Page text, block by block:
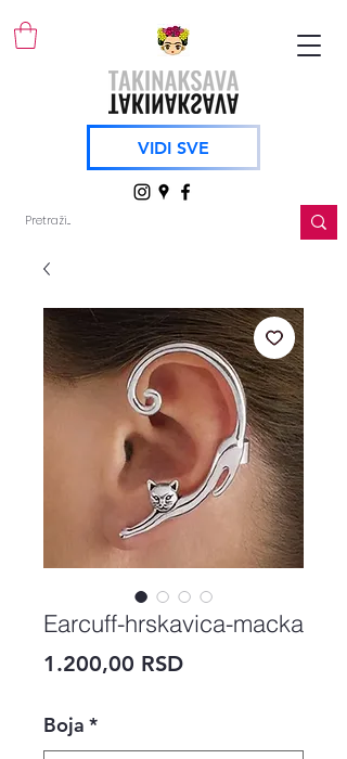
VIDI SVE
Earcuff-hrskavica-macka
1.200,00 RSDPrice
Boja *